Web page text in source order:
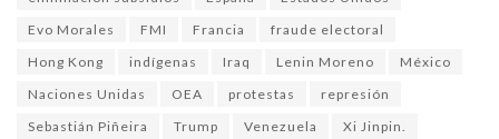
Evo Morales
FMI Francia
fraude electoral
Hong Kong
indígenas Iraq Lenin Moreno
México
Naciones Unidas
OEA protestas
represión
Sebastián Piñeira
Trump Venezuela Xi Jinpin.